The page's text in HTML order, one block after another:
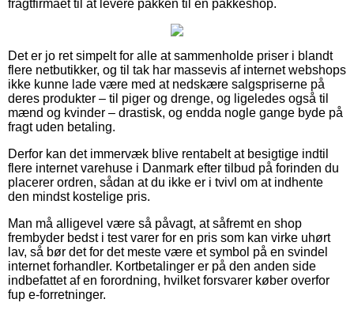
fragtfirmaet til at levere pakken til en pakkeshop.
Det er jo ret simpelt for alle at sammenholde priser i blandt
flere netbutikker, og til tak har massevis af internet webshops
ikke kunne lade være med at nedskære salgspriserne på
deres produkter – til piger og drenge, og ligeledes også til
mænd og kvinder – drastisk, og endda nogle gange byde på
fragt uden betaling.
Derfor kan det immervæk blive rentabelt at besigtige indtil
flere internet varehuse i Danmark efter tilbud på forinden du
placerer ordren, sådan at du ikke er i tvivl om at indhente
den mindst kostelige pris.
Man må alligevel være så påvagt, at såfremt en shop
frembyder bedst i test varer for en pris som kan virke uhørt
lav, så bør det for det meste være et symbol på en svindel
internet forhandler. Kortbetalinger er på den anden side
indbefattet af en forordning, hvilket forsvarer køber overfor
fup e-forretninger.